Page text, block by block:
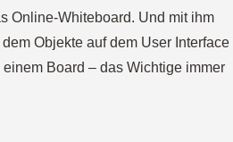
Online-Whiteboard. Und mit ihm
Objekte auf dem User Interface
Board – das Wichtige immer